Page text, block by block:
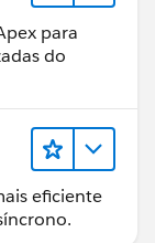
para
do
eficiente